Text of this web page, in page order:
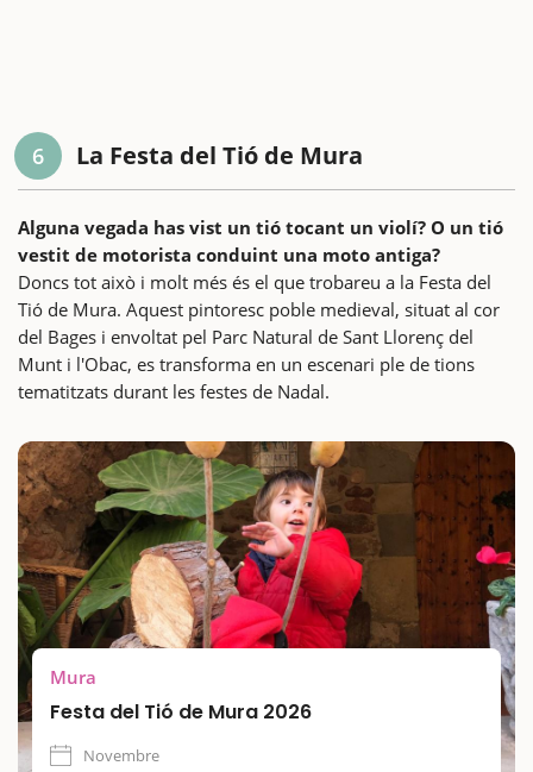
6 La Festa del Tió de Mura
Alguna vegada has vist un tió tocant un violí? O un tió
vestit de motorista conduint una moto antiga?
Doncs tot això i molt més és el que trobareu a la Festa del
Tió de Mura. Aquest pintoresc poble medieval, situat al cor
del Bages i envoltat pel Parc Natural de Sant Llorenç del
Munt i l'Obac, es transforma en un escenari ple de tions
tematitzats durant les festes de Nadal.
Mura
Festa del Tió de Mura 2026
Novembre